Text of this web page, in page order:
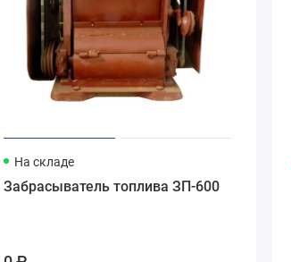
На складе
Забрасыватель топлива ЗП-600